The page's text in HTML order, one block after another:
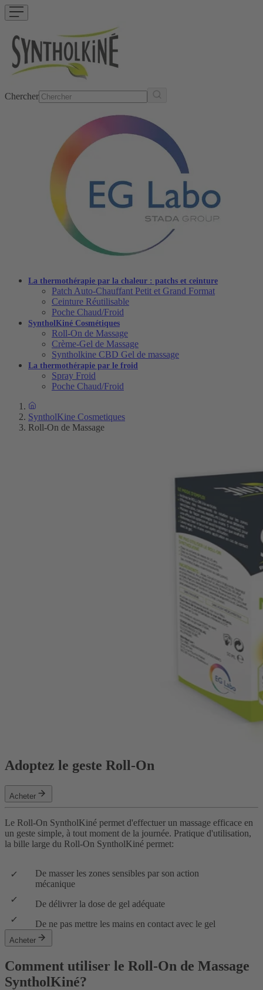
Chercher
La thermothérapie par la chaleur : patchs et ceinture
Patch Auto-Chauffant Petit et Grand Format
Ceinture Réutilisable
Poche Chaud/Froid
SyntholKiné Cosmétiques
Roll-On de Massage
Crème-Gel de Massage
Syntholkine CBD Gel de massage
La thermothérapie par le froid
Spray Froid
Poche Chaud/Froid
SyntholKine Cosmetiques
Roll-On de Massage
Adoptez le geste Roll-On
Acheter
Le Roll-On SyntholKiné permet d'effectuer un massage efficace en
un geste simple, à tout moment de la journée. Pratique d'utilisation,
la bille large du Roll-On SyntholKiné permet:
De masser les zones sensibles par son action
mécanique
De délivrer la dose de gel adéquate
De ne pas mettre les mains en contact avec le gel
Acheter
Comment utiliser le Roll-On de Massage
SyntholKiné?